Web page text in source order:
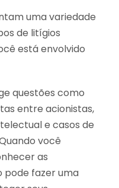
uma variedade
de litígios
está envolvido
questões como
entre acionistas,
e casos de
você
as
pode fazer uma